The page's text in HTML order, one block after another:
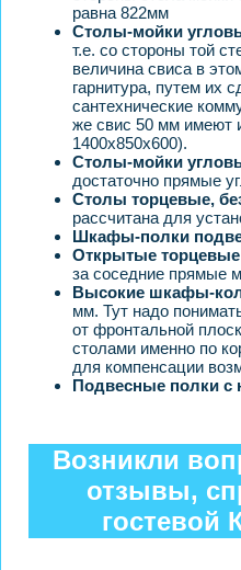
равна 822мм
Столы-мойки
т.е. со стороны той
величина свиса в
гарнитура, путем их
сантехнические
же свис 50 мм имеют
1400х850х600).
Столы-мойки
достаточно прямые
Столы торцевые,
рассчитана для
Шкафы-полки
Открытые
за соседние прямые
Высокие шкафы-
мм. Тут надо
от фронтальной
столами именно по
для компенсации
Подвесные полки
Возникли
отзывы,
гостевой